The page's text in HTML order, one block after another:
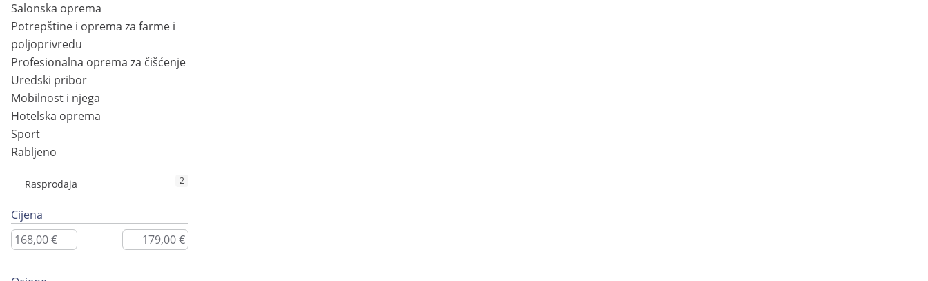
Salonska oprema
Potrepštine i oprema za farme i
poljoprivredu
Profesionalna oprema za čišćenje
Uredski pribor
Mobilnost i njega
Hotelska oprema
Sport
Rabljeno
Rasprodaja 2
Cijena